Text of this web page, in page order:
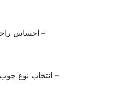
– احساس
– انتخاب نوع